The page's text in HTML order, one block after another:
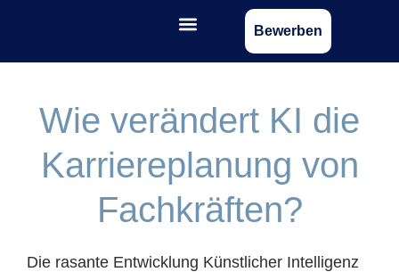
Bewerben
Wie verändert KI die
Karriereplanung von
Fachkräften?
Die rasante Entwicklung Künstlicher Intelligenz